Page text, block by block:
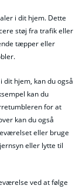
i dit hjem. Dette
støj fra trafik eller
tæpper eller
dit hjem, kan du også
kan du
for at
kan du også
eller bruge
eller lytte til
ved at følge